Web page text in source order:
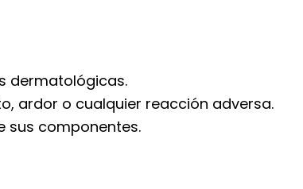
dermatológicas.
ardor o cualquier reacción adversa.
sus componentes.